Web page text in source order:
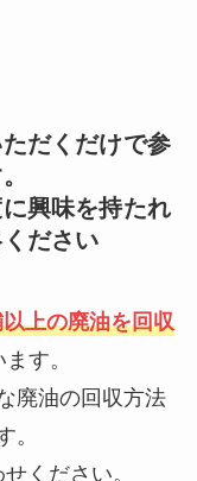
だくだけで参
興味を持たれ
ださい
上の廃油を回収
す。
廃油の回収方法
。
ください。